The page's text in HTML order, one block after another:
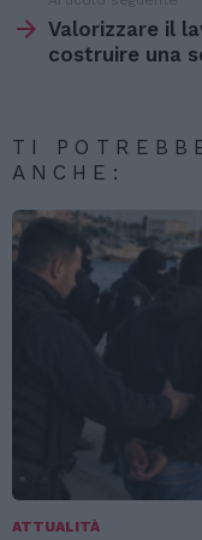
Valorizzare il
costruire una
TI
ANCHE:
ATTUALITÀ